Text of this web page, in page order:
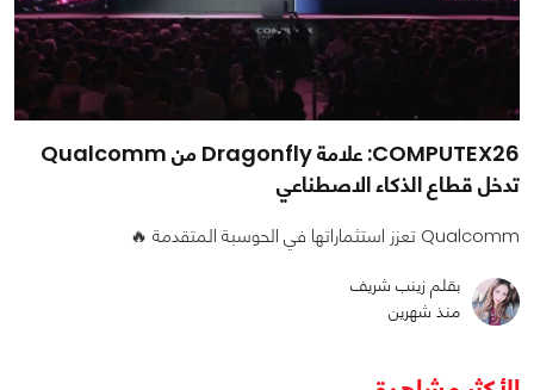
COMPUTEX26: علامة Dragonfly من Qualcomm
تدخل قطاع الذكاء الاصطناعي
Qualcomm تعزز استثماراتها في الحوسبة المتقدمة 🔥
بقلم زينب شريف
منذ شهرين